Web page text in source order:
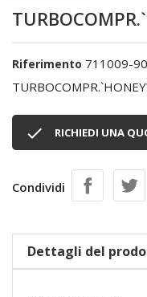
Riferimento 711009-
 RICHIEDI UNA
Condividi
Dettagli del